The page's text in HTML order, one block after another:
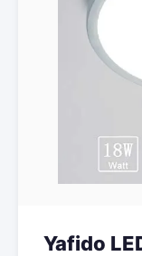
Yafido